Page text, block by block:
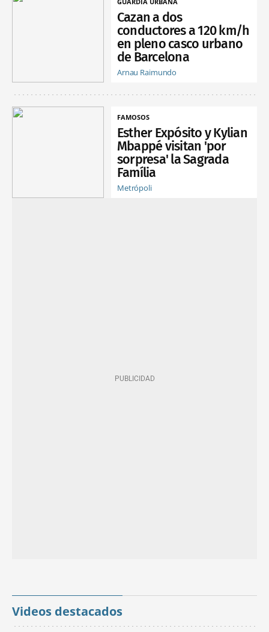
Cazan a dos
conductores a 120 km/h
en pleno casco urbano
de Barcelona
Arnau Raimundo
FAMOSOS
Esther Expósito y Kylian
Mbappé visitan 'por
sorpresa' la Sagrada
Família
Metrópoli
Videos destacados